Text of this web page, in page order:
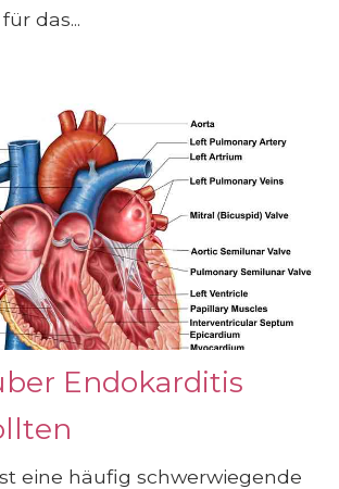
das...
Endokarditis
eine häufig schwerwiegende